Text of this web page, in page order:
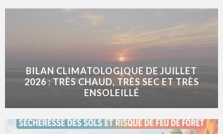
BILAN CLIMATOLOGIQUE DE JUILLET
2026 : TRÈS CHAUD, TRÈS SEC ET TRÈS
ENSOLEILLÉ